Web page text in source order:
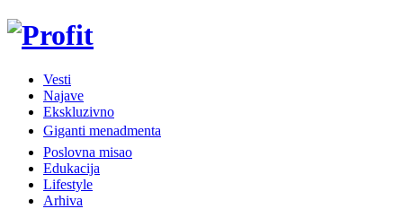
Vesti
Najave
Ekskluzivno
Giganti menadmenta
Poslovna misao
Edukacija
Lifestyle
Arhiva